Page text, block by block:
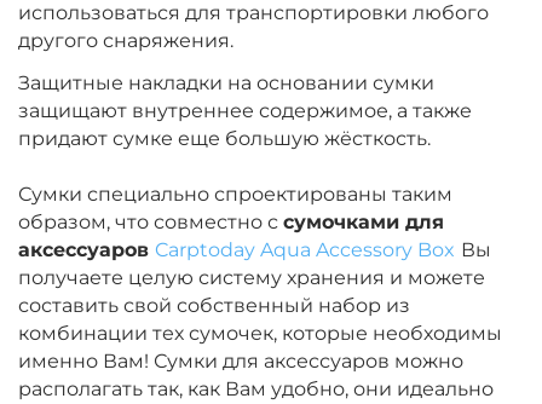
использоваться для транспортировки любого
другого снаряжения.
Защитные накладки на основании сумки
защищают внутреннее содержимое, а также
придают сумке еще большую жёсткость.
Сумки специально спроектированы таким
образом, что совместно с сумочками для
аксессуаров Carptoday Aqua Accessory Box Вы
получаете целую систему хранения и можете
составить свой собственный набор из
комбинации тех сумочек, которые необходимы
именно Вам! Сумки для аксессуаров можно
располагать так, как Вам удобно, они идеально